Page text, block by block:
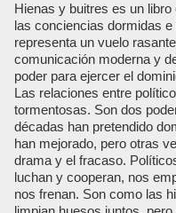
Hienas y buitres es un
las conciencias dormidas
representa un vuelo
comunicación moderna y
poder para ejercer el
Las relaciones entre
tormentosas. Son dos
décadas han pretendido
han mejorado, pero otras
drama y el fracaso.
luchan y cooperan, nos
nos frenan. Son como las